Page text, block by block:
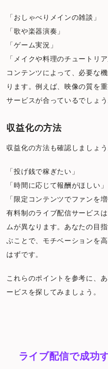
「おしゃべりメインの雑談」
「歌や楽器演奏」
「ゲーム実況」
「メイクや料理のチュートリア
コンテンツによって、必要な
ります。例えば、映像の質を
サービスが合っているでしょう
収益化の方法
収益化の方法も確認しましょう
「投げ銭で稼ぎたい」
「時間に応じて報酬がほしい」
「限定コンテンツでファンを増
有料制のライブ配信サービス
ムが異なります。あなたの目
ぶことで、モチベーションを
はずです。
これらのポイントを参考に、
ービスを探してみましょう。
ライブ配信で成功